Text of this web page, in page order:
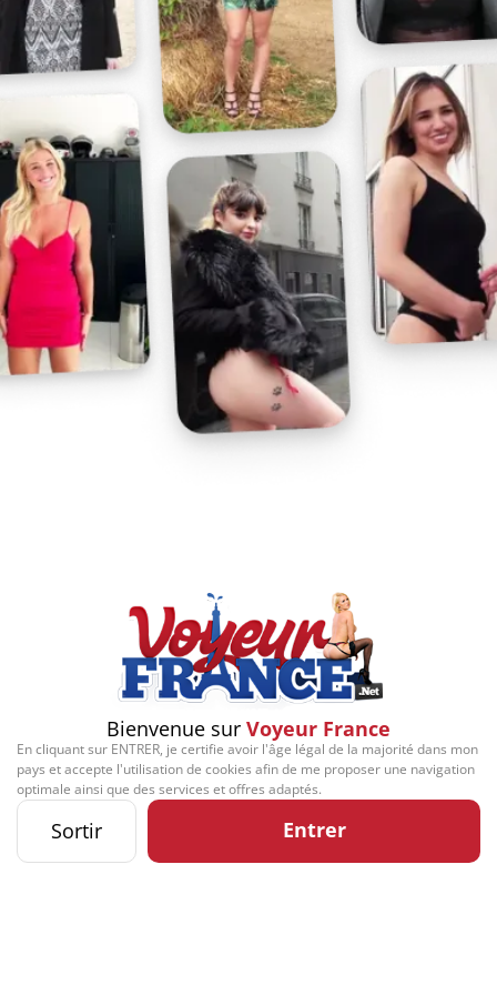
Profitez d'un essai 24h pour seulement 2€ !
Découvrir !
Basculer
la
navigation
VIDÉO À PROPOS
ELLE GICLE DE PLAISIR !
00:40 - 7 495 vues
Play
Video
Signaler cette contribution
ContactMentions légales DésabonnementComplaint PolicyPrivacy Policy
Content PolicyBilling Support Segpay
18 U.S.C. 2257 Record-Keeping Requirements Compliance Statement
Kozozxy Kft. - Revay köz 4, 1065 Budapest, Hungary -
contact@kozozxy.com
The website contains sexual content.
Bienvenue sur Voyeur France
En cliquant sur ENTRER, je certifie avoir l'âge légal de la majorité dans mon
pays et accepte l'utilisation de cookies afin de me proposer une navigation
optimale ainsi que des services et offres adaptés.
Sortir Entrer